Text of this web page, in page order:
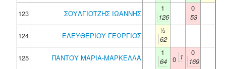
123
ΣΟΥΛΓΙΟΤΖΗΣ ΙΩΑΝΝΗΣ
1
126
0
53
124
ΕΛΕΥΘΕΡΙΟΥ ΓΕΩΡΓΙΟΣ
½
62
125
ΠΑΝΤΟΥ ΜΑΡΙΑ-ΜΑΡΚΕΛΛΑ
1
64 0 1
0
169